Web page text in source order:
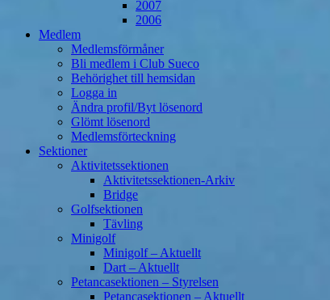
2007
2006
Medlem
Medlemsförmåner
Bli medlem i Club Sueco
Behörighet till hemsidan
Logga in
Ändra profil/Byt lösenord
Glömt lösenord
Medlemsförteckning
Sektioner
Aktivitetssektionen
Aktivitetssektionen-Arkiv
Bridge
Golfsektionen
Tävling
Minigolf
Minigolf – Aktuellt
Dart – Aktuellt
Petancasektionen – Styrelsen
Petancasektionen – Aktuellt